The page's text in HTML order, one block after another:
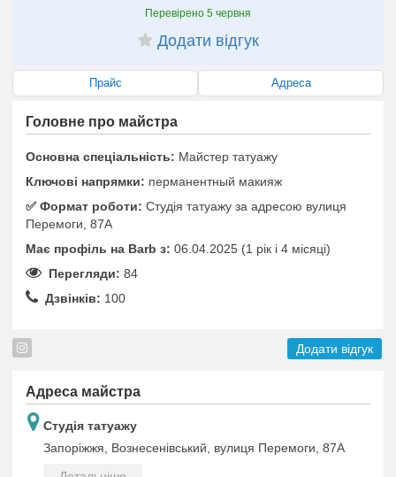
Перевірено 5 червня
Додати відгук
Прайс Адреса
Головне про майстра
Основна спеціальність: Майстер татуажу
Ключові напрямки: перманентный макияж
✅️ Формат роботи: Студія татуажу за адресою вулиця
Перемоги, 87А
Має профіль на Barb з: 06.04.2025 (1 рік i 4 місяці)
Перегляди: 84
Дзвінків: 100
Додати відгук
Адреса майстра
Студія татуажу
Запоріжжя, Вознесенівський, вулиця Перемоги, 87А